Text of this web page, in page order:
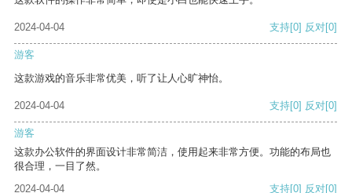
2024-04-04 支持[0] 反对[0]
游客
这款游戏的音乐非常优美，听了让人心旷神怡。
2024-04-04 支持[0] 反对[0]
游客
这款办公软件的界面设计非常简洁，使用起来非常方便。功能的布局也
很合理，一目了然。
2024-04-04
支持[0] 反对[0]